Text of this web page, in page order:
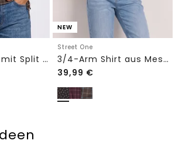
3/4-Arm Shirt mit Split Neck und Print
NEW
Street One
3/4-Arm Shirt aus Mesh mit Print
39,99 €